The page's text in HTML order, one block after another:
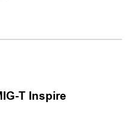
T Inspire